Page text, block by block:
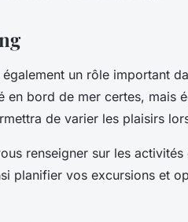
un rôle important
en bord de mer certes, mais
de varier les plaisirs
renseigner sur les
planifier vos excursions et